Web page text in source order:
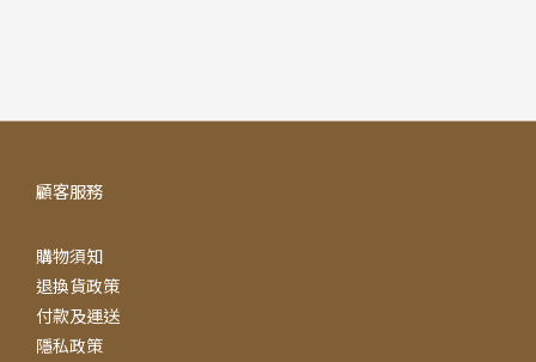
顧客服務
購物須知
退換貨政策
付款及運送
隱私政策